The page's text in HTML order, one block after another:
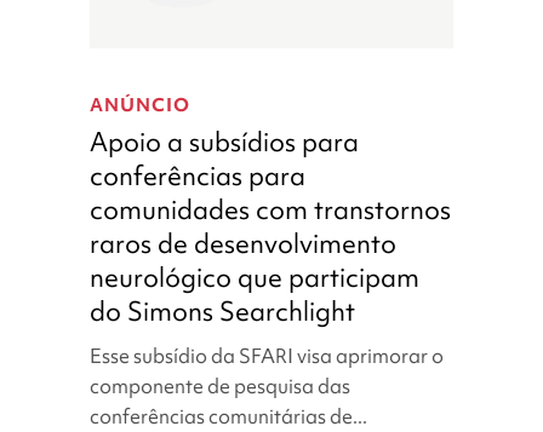
subsídios
para
conferências
para
comunidades
transtornos
raros
de
desenvolvimento
neurológico
ANÚNCIO
Apoio a subsídios para
conferências para
comunidades com transtornos
raros de desenvolvimento
neurológico que participam
do Simons Searchlight
Esse subsídio da SFARI visa aprimorar o
componente de pesquisa das
conferências comunitárias de...